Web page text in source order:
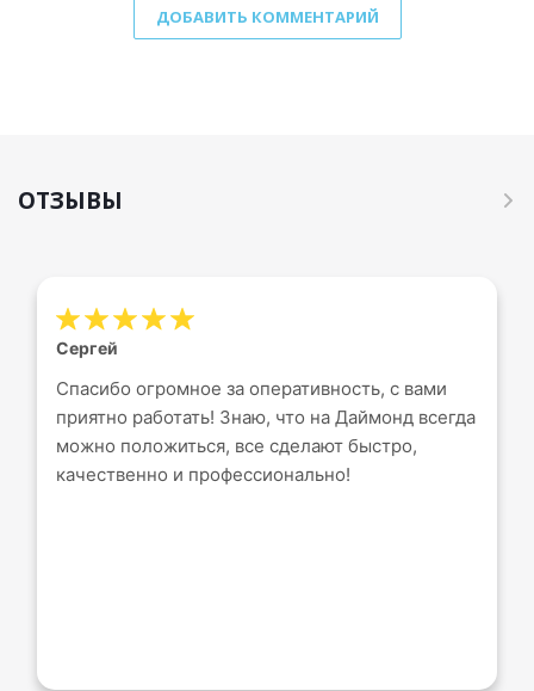
ДОБАВИТЬ КОММЕНТАРИЙ
ОТЗЫВЫ
Сергей
Спасибо огромное за оперативность, с вами
приятно работать! Знаю, что на Даймонд всегда
можно положиться, все сделают быстро,
качественно и профессионально!